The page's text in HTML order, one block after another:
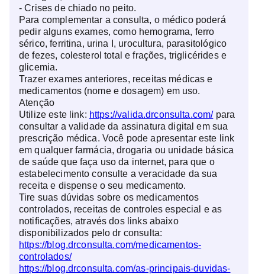
- Crises de chiado no peito.
Para complementar a consulta, o médico poderá
pedir alguns exames, como hemograma, ferro
sérico, ferritina, urina I, urocultura, parasitológico
de fezes, colesterol total e frações, triglicérides e
glicemia.
Trazer exames anteriores, receitas médicas e
medicamentos (nome e dosagem) em uso.
Atenção
Utilize este link: https://valida.drconsulta.com/para
consultar a validade da assinatura digital em sua
prescrição médica. Você pode apresentar este link
em qualquer farmácia, drogaria ou unidade básica
de saúde que faça uso da internet, para que o
estabelecimento consulte a veracidade da sua
receita e dispense o seu medicamento.
Tire suas dúvidas sobre os medicamentos
controlados, receitas de controles especial e as
notificações, através dos links abaixo
disponibilizados pelo dr consulta:
https://blog.drconsulta.com/medicamentos-
controlados/
https://blog.drconsulta.com/as-principais-duvidas-